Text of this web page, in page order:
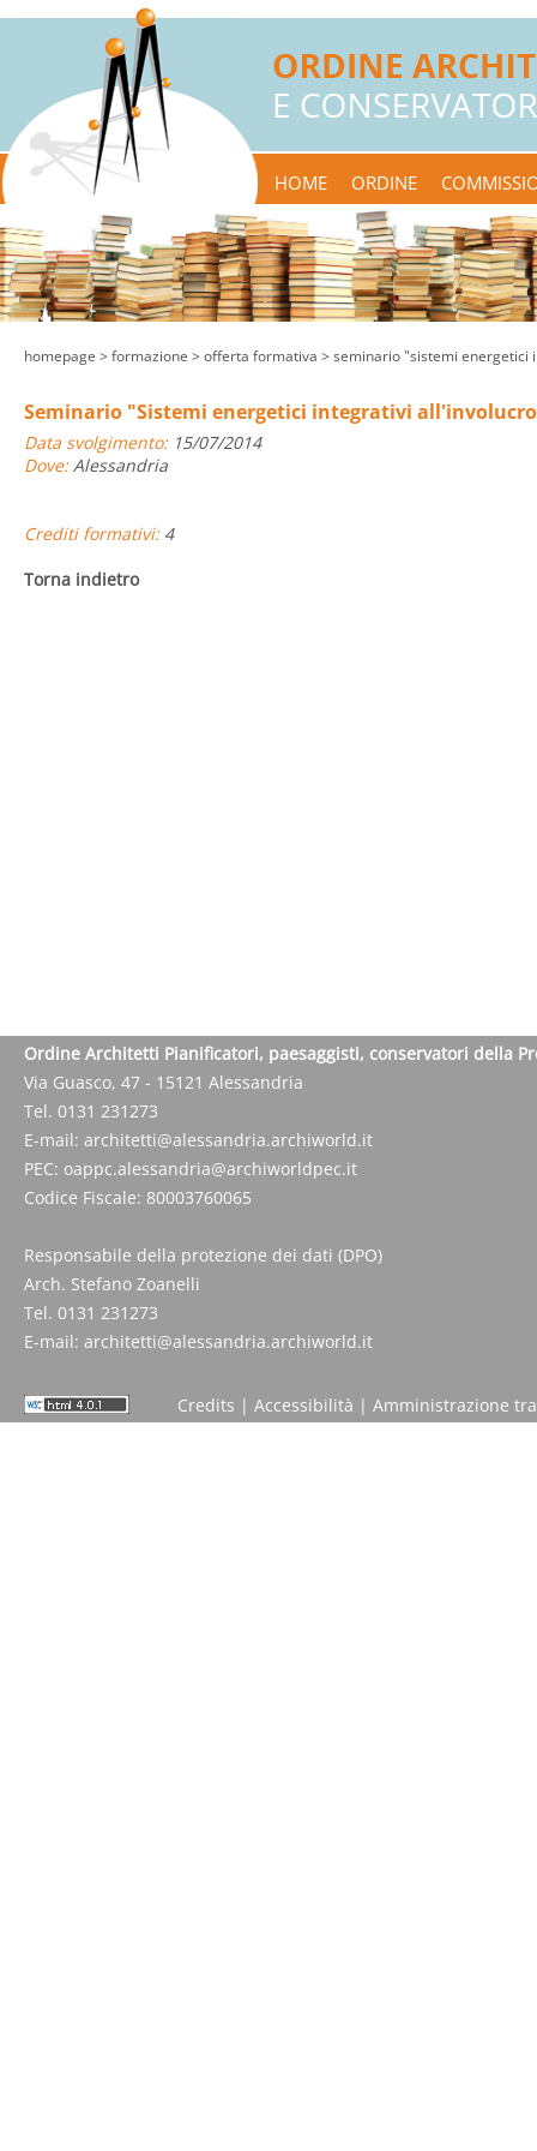
HOME ORDINE
homepage > formazione > offerta formativa > seminario "sistemi
Seminario "Sistemi energetici integrativi
Data svolgimento:15/07/2014
Dove:Alessandria
Crediti formativi:4
Torna indietro
Ordine Architetti Pianificatori, paesaggisti, conservatori della
Via Guasco, 47 - 15121 Alessandria
Tel. 0131 231273
E-mail: architetti@alessandria.archiworld.it
PEC: oappc.alessandria@archiworldpec.it
Codice Fiscale: 80003760065
Responsabile della protezione dei dati (DPO)
Arch. Stefano Zoanelli
Tel. 0131 231273
E-mail: architetti@alessandria.archiworld.it
Credits | Accessibilità | Amministrazione